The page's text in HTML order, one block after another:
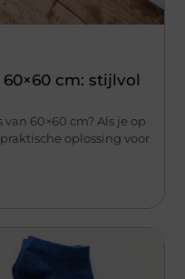
cm: stijlvol
60×60 cm? Als je op
oplossing voor